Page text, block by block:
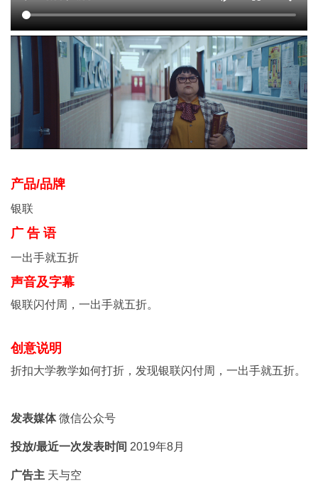
产品/品牌
银联
广 告 语
一出手就五折
声音及字幕
银联闪付周，一出手就五折。
创意说明
折扣大学教学如何打折，发现银联闪付周，一出手就五折。
发表媒体微信公众号
投放/最近一次发表时间 2019年8月
广告主 天与空